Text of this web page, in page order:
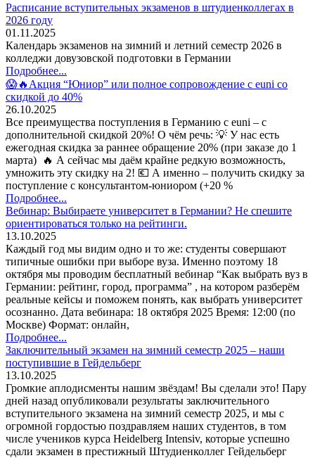
Расписание вступительных экзаменов в штудиенколлегах в
2026 году
01.11.2025
Календарь экзаменов на зимний и летний семестр 2026 в
колледжи довузовской подготовки в Германии
Подробнее...
😱🔥Акция “Юниор” или полное сопровождение с euni со
скидкой до 40%
26.10.2025
Все преимущества поступления в Германию с euni – с
дополнительной скидкой 20%! О чём речь: 💡 У нас есть
ежегодная скидка за раннее обращение 20% (при заказе до 1
марта) 🔥 А сейчас мы даём крайне редкую возможность,
умножить эту скидку на 2! 💶 А именно – получить скидку за
поступление с консультантом-юниором (+20 %
Подробнее...
Вебинар: Выбираете университет в Германии? Не спешите
ориентироваться только на рейтинги.
13.10.2025
Каждый год мы видим одно и то же: студенты совершают
типичные ошибки при выборе вуза. Именно поэтому 18
октября мы проводим бесплатный вебинар “Как выбрать вуз в
Германии: рейтинг, город, программа” , на котором разберём
реальные кейсы и поможем понять, как выбрать университет
осознанно. Дата вебинара: 18 октября 2025 Время: 12:00 (по
Москве) Формат: онлайн,
Подробнее...
Заключительный экзамен на зимний семестр 2025 – наши
поступившие в Гейдельберг
13.10.2025
Громкие аплодисменты нашим звёздам! Вы сделали это! Пару
дней назад опубликовали результаты заключительного
вступительного экзамена на зимний семестр 2025, и мы с
огромной гордостью поздравляем наших студентов, в том
числе учеников курса Heidelberg Intensiv, которые успешно
сдали экзамен в престижный Штудиенколлег Гейдельберг